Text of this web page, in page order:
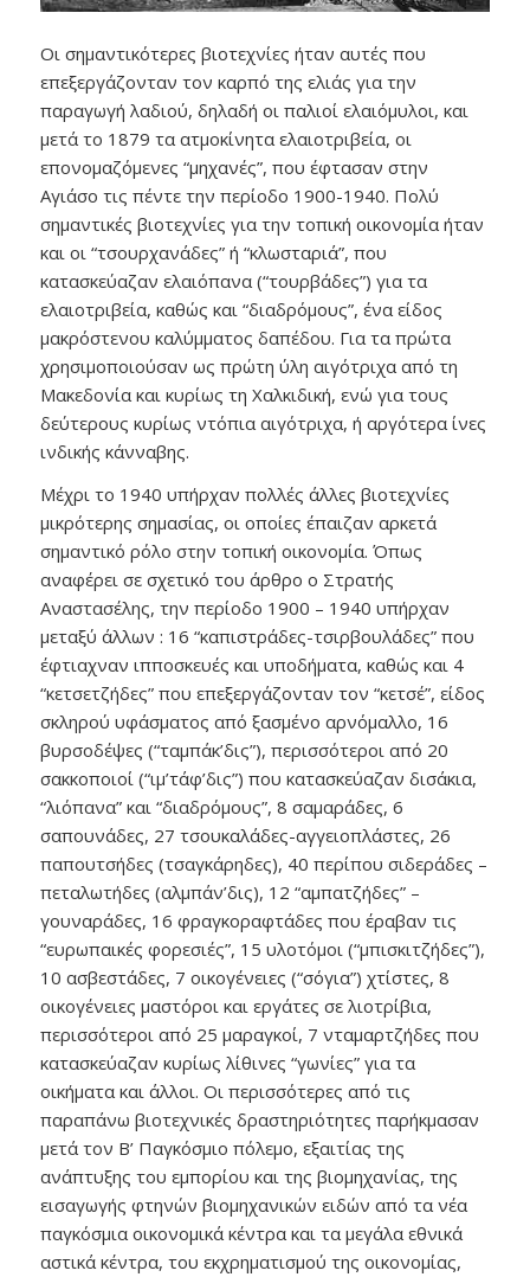
Οι σημαντικότερες βιοτεχνίες ήταν αυτές που
επεξεργάζονταν τον καρπό της ελιάς για την
παραγωγή λαδιού, δηλαδή οι παλιοί ελαιόμυλοι, και
μετά το 1879 τα ατμοκίνητα ελαιοτριβεία, οι
επονομαζόμενες “μηχανές”, που έφτασαν στην
Αγιάσο τις πέντε την περίοδο 1900-1940. Πολύ
σημαντικές βιοτεχνίες για την τοπική οικονομία ήταν
και οι “τσουρχανάδες” ή “κλωσταριά”, που
κατασκεύαζαν ελαιόπανα (“τουρβάδες”) για τα
ελαιοτριβεία, καθώς και “διαδρόμους”, ένα είδος
μακρόστενου καλύμματος δαπέδου. Για τα πρώτα
χρησιμοποιούσαν ως πρώτη ύλη αιγότριχα από τη
Μακεδονία και κυρίως τη Χαλκιδική, ενώ για τους
δεύτερους κυρίως ντόπια αιγότριχα, ή αργότερα ίνες
ινδικής κάνναβης.
Μέχρι το 1940 υπήρχαν πολλές άλλες βιοτεχνίες
μικρότερης σημασίας, οι οποίες έπαιζαν αρκετά
σημαντικό ρόλο στην τοπική οικονομία. Όπως
αναφέρει σε σχετικό του άρθρο ο Στρατής
Αναστασέλης, την περίοδο 1900 – 1940 υπήρχαν
μεταξύ άλλων : 16 “καπιστράδες-τσιρβουλάδες” που
έφτιαχναν ιπποσκευές και υποδήματα, καθώς και 4
“κετσετζήδες” που επεξεργάζονταν τον “κετσέ”, είδος
σκληρού υφάσματος από ξασμένο αρνόμαλλο, 16
βυρσοδέψες (“ταμπάκ’δις”), περισσότεροι από 20
σακκοποιοί (“ιμ’τάφ’δις”) που κατασκεύαζαν δισάκια,
“λιόπανα” και “διαδρόμους”, 8 σαμαράδες, 6
σαπουνάδες, 27 τσουκαλάδες-αγγειοπλάστες, 26
παπουτσήδες (τσαγκάρηδες), 40 περίπου σιδεράδες –
πεταλωτήδες (αλμπάν’δις), 12 “αμπατζήδες” –
γουναράδες, 16 φραγκοραφτάδες που έραβαν τις
“ευρωπαικές φορεσιές”, 15 υλοτόμοι (“μπισκιτζήδες”),
10 ασβεστάδες, 7 οικογένειες (“σόγια”) χτίστες, 8
οικογένειες μαστόροι και εργάτες σε λιοτρίβια,
περισσότεροι από 25 μαραγκοί, 7 νταμαρτζήδες που
κατασκεύαζαν κυρίως λίθινες “γωνίες” για τα
οικήματα και άλλοι. Οι περισσότερες από τις
παραπάνω βιοτεχνικές δραστηριότητες παρήκμασαν
μετά τον Β’ Παγκόσμιο πόλεμο, εξαιτίας της
ανάπτυξης του εμπορίου και της βιομηχανίας, της
εισαγωγής φτηνών βιομηχανικών ειδών από τα νέα
παγκόσμια οικονομικά κέντρα και τα μεγάλα εθνικά
αστικά κέντρα, του εκχρηματισμού της οικονομίας,